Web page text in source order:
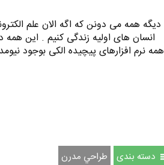
دیگه همه می دونن که اگه الان علم
انسان های اولیه زندگی کنیم . این همه
همه نرم افزارهای پیچیده الکی بوجود
دسته بندی طراحي مدرن